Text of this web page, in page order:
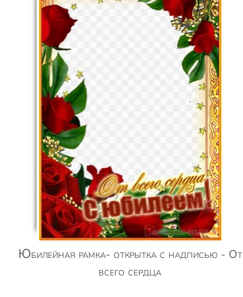
Юбилейная рамка- открытка с надписью - От
всего сердца